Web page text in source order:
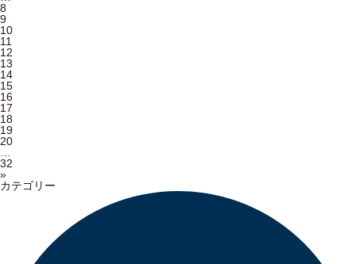
8
9
10
11
12
13
14
15
16
17
18
19
20
32
»
カテゴリー